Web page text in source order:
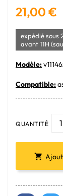
21,00 €
expédié sous
avant 11H
Modèle:
Compatible:
QUANTITÉ
